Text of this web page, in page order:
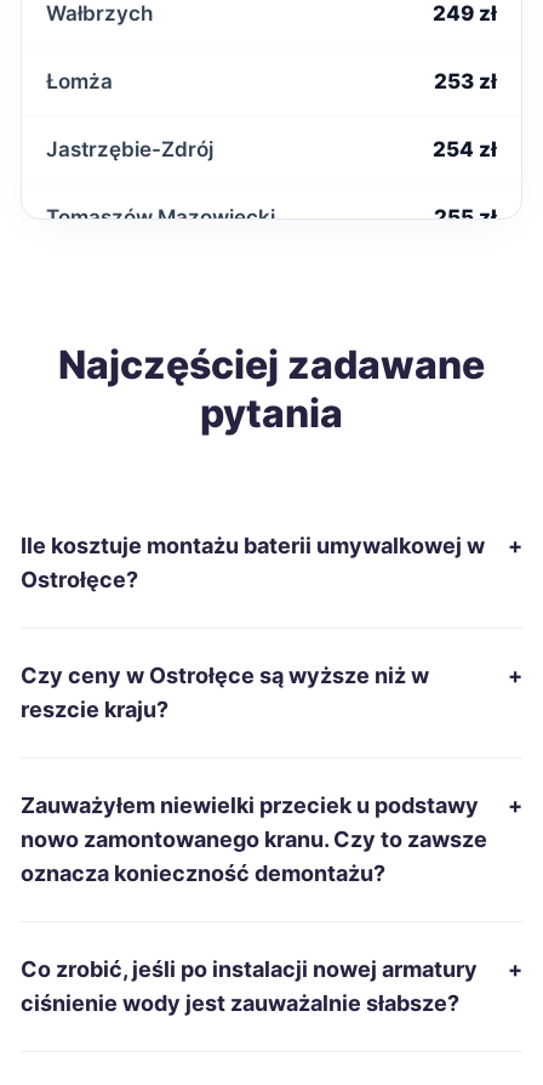
Wałbrzych 249 zł
Łomża 253 zł
Jastrzębie-Zdrój 254 zł
Tomaszów Mazowiecki 255 zł
Ostrowiec Świętokrzyski 258 zł
Mysłowice 259 zł
Mielec
Radomsko 260 zł
Tarnobrzeg 261 zł
Najczęściej zadawane
pytania
Ile kosztuje montażu baterii umywalkowej w
Ostrołęce?
+
Czy ceny w Ostrołęce są wyższe niż w
reszcie kraju?
+
Zauważyłem niewielki przeciek u podstawy
nowo zamontowanego kranu. Czy to zawsze
oznacza konieczność demontażu?
+
Co zrobić, jeśli po instalacji nowej armatury
ciśnienie wody jest zauważalnie słabsze?
+